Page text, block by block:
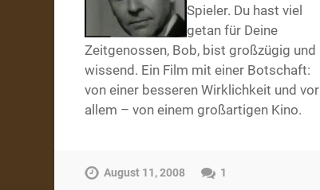
Spieler. Du hast viel
getan für Deine
Zeitgenossen, Bob, bist großzügig und
wissend. Ein Film mit einer Botschaft:
von einer besseren Wirklichkeit und vor
allem – von einem großartigen Kino.
August 11, 2008 1